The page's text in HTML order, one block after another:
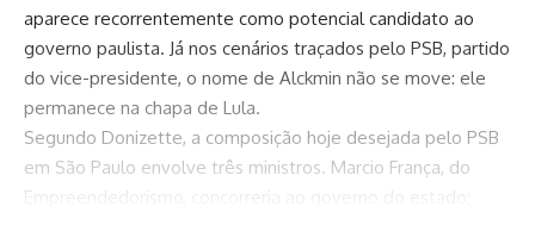
aparece recorrentemente como potencial candidato ao
governo paulista. Já nos cenários traçados pelo PSB, partido
do vice-presidente, o nome de Alckmin não se move: ele
permanece na chapa de Lula.
Segundo Donizette, a composição hoje desejada pelo PSB
em São Paulo envolve três ministros. Marcio França, do
Empreendedorismo, concorreria ao governo do estado;